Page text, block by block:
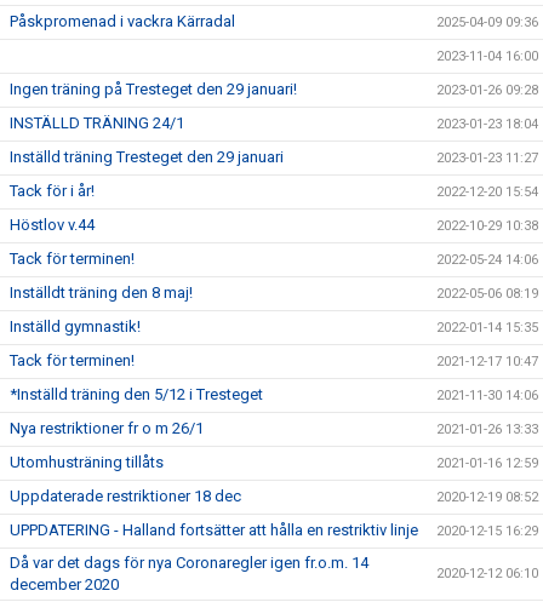
Påskpromenad i vackra Kärradal 2025-04-09 09:36
2023-11-04 16:00
Ingen träning på Tresteget den 29 januari! 2023-01-26 09:28
INSTÄLLD TRÄNING 24/1 2023-01-23 18:04
Inställd träning Tresteget den 29 januari 2023-01-23 11:27
Tack för i år! 2022-12-20 15:54
Höstlov v.44 2022-10-29 10:38
Tack för terminen! 2022-05-24 14:06
Inställdt träning den 8 maj! 2022-05-06 08:19
Inställd gymnastik! 2022-01-14 15:35
Tack för terminen! 2021-12-17 10:47
*Inställd träning den 5/12 i Tresteget 2021-11-30 14:06
Nya restriktioner fr o m 26/1 2021-01-26 13:33
Utomhusträning tillåts 2021-01-16 12:59
Uppdaterade restriktioner 18 dec 2020-12-19 08:52
UPPDATERING - Halland fortsätter att hålla en restriktiv linje 2020-12-15 16:29
Då var det dags för nya Coronaregler igen fr.o.m. 14
december 2020
2020-12-12 06:10